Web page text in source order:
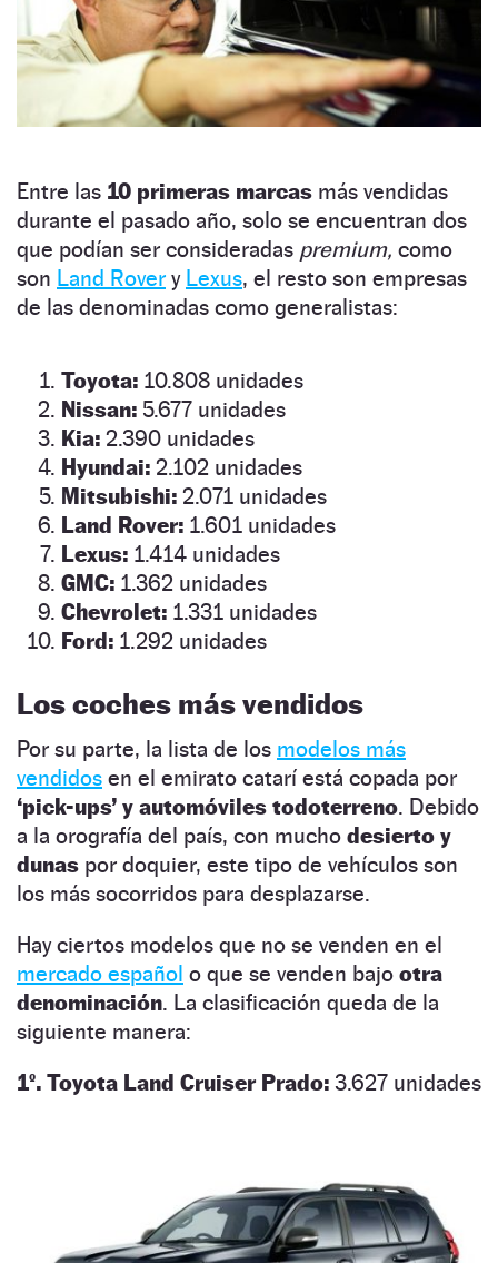
Entre las 10 primeras marcas más vendidas
durante el pasado año, solo se encuentran dos
que podían ser consideradas premium, como
son Land Rover y Lexus, el resto son empresas
de las denominadas como generalistas:
Toyota: 10.808 unidades
Nissan: 5.677 unidades
Kia: 2.390 unidades
Hyundai: 2.102 unidades
Mitsubishi: 2.071 unidades
Land Rover: 1.601 unidades
Lexus: 1.414 unidades
GMC: 1.362 unidades
Chevrolet: 1.331 unidades
Ford: 1.292 unidades
Los coches más vendidos
Por su parte, la lista de los modelos más
vendidos en el emirato catarí está copada por
‘pick-ups’ y automóviles todoterreno. Debido
a la orografía del país, con mucho desierto y
dunas por doquier, este tipo de vehículos son
los más socorridos para desplazarse.
Hay ciertos modelos que no se venden en el
mercado español o que se venden bajo otra
denominación. La clasificación queda de la
siguiente manera:
1º. Toyota Land Cruiser Prado: 3.627 unidades